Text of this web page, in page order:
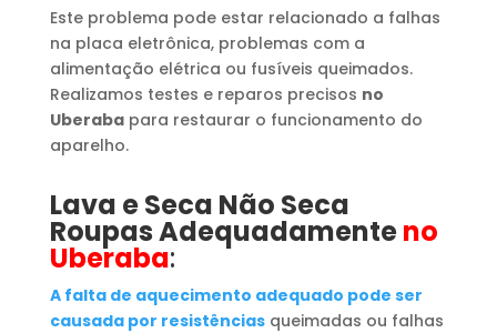
Este problema pode estar relacionado a falhas
na placa eletrônica, problemas com a
alimentação elétrica ou fusíveis queimados.
Realizamos testes e reparos precisos no
Uberabapara restaurar o funcionamento do
aparelho.
Lava e Seca Não Seca
Roupas Adequadamenteno
Uberaba:
A falta de aquecimento adequado pode ser
causada por resistênciasqueimadas ou falhas